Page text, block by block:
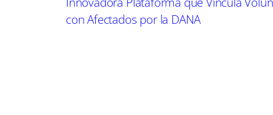
fortaleza, lo que resalta su resiliencia ante los
con Afectados por la DANA